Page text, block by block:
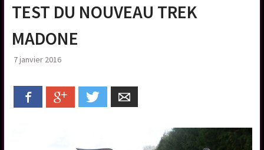
TEST DU NOUVEAU TREK
MADONE
7 janvier 2016
Facebook Google+ Twitter